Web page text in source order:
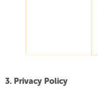
3. Privacy Policy